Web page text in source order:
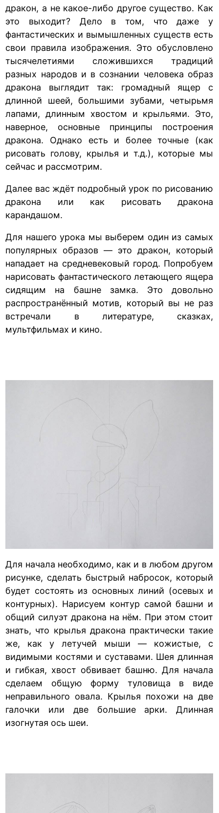
дракон, а не какое-либо другое существо. Как
это выходит? Дело в том, что даже у
фантастических и вымышленных существ есть
свои правила изображения. Это обусловлено
тысячелетиями сложившихся традиций
разных народов и в сознании человека образ
дракона выглядит так: громадный ящер с
длинной шеей, большими зубами, четырьмя
лапами, длинным хвостом и крыльями. Это,
наверное, основные принципы построения
дракона. Однако есть и более точные (как
рисовать голову, крылья и т.д.), которые мы
сейчас и рассмотрим.
Далее вас ждёт подробный урок по рисованию
дракона или как рисовать дракона
карандашом.
Для нашего урока мы выберем один из самых
популярных образов — это дракон, который
нападает на средневековый город. Попробуем
нарисовать фантастического летающего ящера
сидящим на башне замка. Это довольно
распространённый мотив, который вы не раз
встречали в литературе, сказках,
мультфильмах и кино.
Для начала необходимо, как и в любом другом
рисунке, сделать быстрый набросок, который
будет состоять из основных линий (осевых и
контурных). Нарисуем контур самой башни и
общий силуэт дракона на нём. При этом стоит
знать, что крылья дракона практически такие
же, как у летучей мыши — кожистые, с
видимыми костями и суставами. Шея длинная
и гибкая, хвост обвивает башню. Для начала
сделаем общую форму туловища в виде
неправильного овала. Крылья похожи на две
галочки или две большие арки. Длинная
изогнутая ось шеи.